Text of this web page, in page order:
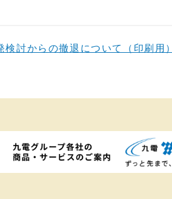
討からの撤退について（印刷用）